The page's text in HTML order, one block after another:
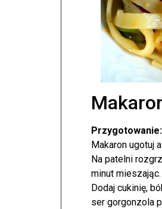
Przygotowanie:
Makaron ugotuj
Na patelni
minut mieszając.
Dodaj cukinię,
ser gorgonzola